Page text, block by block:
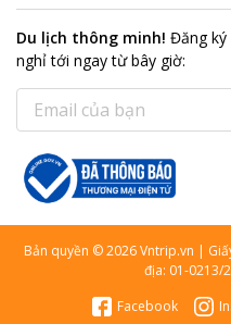
Du lịch thông minh! Đăng ký
nghỉ tới ngay từ bây giờ:
Bản quyền ©2026Vntrip.vn |
địa: 01-0213/
Facebook